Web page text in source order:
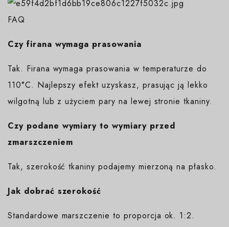
FAQ
Czy firana wymaga prasowania
Tak. Firana wymaga prasowania w temperaturze do
110°C. Najlepszy efekt uzyskasz, prasując ją lekko
wilgotną lub z użyciem pary na lewej stronie tkaniny.
Czy podane wymiary to wymiary przed
zmarszczeniem
Tak, szerokość tkaniny podajemy mierzoną na płasko.
Jak dobrać szerokość
Standardowe marszczenie to proporcja ok. 1:2.